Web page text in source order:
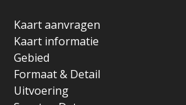
Kaart aanvragen
Kaart informatie
Gebied
Formaat & Detail
Uitvoering